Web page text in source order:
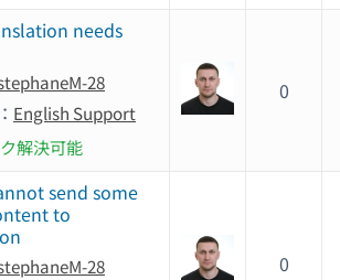
needs
28
English Support
解決可能
0
send some
to
28
0